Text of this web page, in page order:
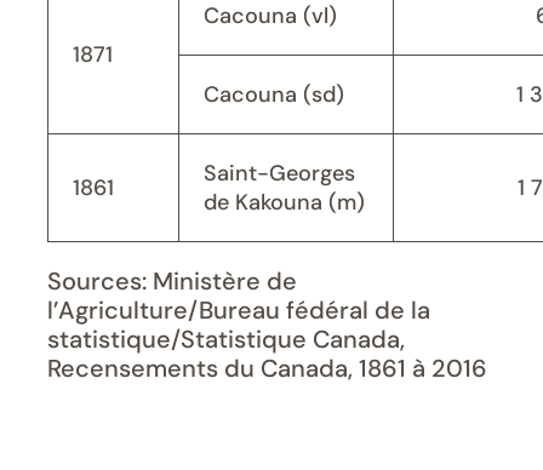
1871
Cacouna (vl)
Cacouna (sd) 1
1861
Saint-Georges
de Kakouna (m)
1
Sources: Ministère de
l’Agriculture/Bureau fédéral de la
statistique/Statistique Canada,
Recensements du Canada, 1861 à 2016